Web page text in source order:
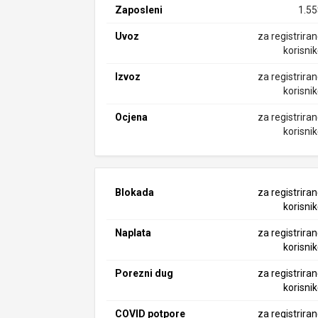
Zaposleni
Uvoz
za
Izvoz
za
Ocjena
za
Blokada
za
Naplata
za
Porezni dug
za
COVID potpore za